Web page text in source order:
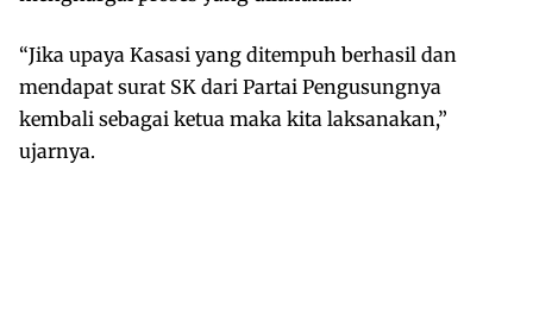
“Jika upaya Kasasi yang ditempuh berhasil dan
mendapat surat SK dari Partai Pengusungnya
kembali sebagai ketua maka kita laksanakan,”
ujarnya.